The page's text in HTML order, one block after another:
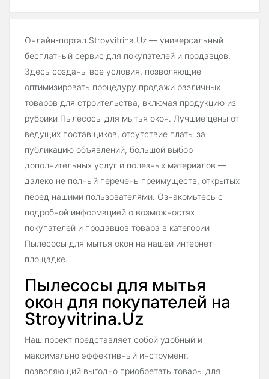
Онлайн-портал Stroyvitrina.Uz — универсальный
бесплатный сервис для покупателей и продавцов.
Здесь созданы все условия, позволяющие
оптимизировать процедуру продажи различных
товаров для строительства, включая продукцию из
рубрики Пылесосы для мытья окон. Лучшие цены от
ведущих поставщиков, отсутствие платы за
публикацию объявлений, большой выбор
дополнительных услуг и полезных материалов —
далеко не полный перечень преимуществ, открытых
перед нашими пользователями. Ознакомьтесь с
подробной информацией о возможностях
покупателей и продавцов товара в категории
Пылесосы для мытья окон на нашей интернет-
площадке.
Пылесосы для мытья
окон для покупателей на
Stroyvitrina.Uz
Наш проект представляет собой удобный и
максимально эффективный инструмент,
позволяющий выгодно приобретать товары для